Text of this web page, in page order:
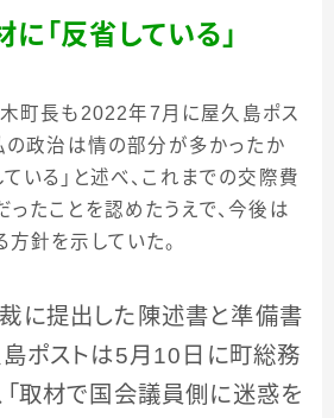
「反省している」
町長も 2022年7 月に屋久島ポス
の政治は情の部分が多かったか
いる」と述べ、これまでの交際費
たことを認めたうえで、今後は
針を示していた。
に提出した陳述書と準備書
ポストは5月 10 日に町総務
「取材で国会議員側に迷惑を